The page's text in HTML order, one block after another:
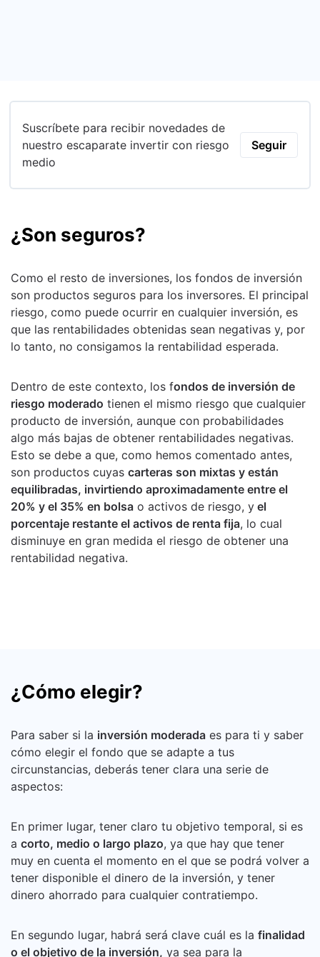
Suscríbete para recibir novedades de
nuestro escaparate invertir con riesgo
medio
Seguir
¿Son seguros?
Como el resto de inversiones, los fondos de inversión
son productos seguros para los inversores. El principal
riesgo, como puede ocurrir en cualquier inversión, es
que las rentabilidades obtenidas sean negativas y, por
lo tanto, no consigamos la rentabilidad esperada.
Dentro de este contexto, los fondos de inversión de
riesgo moderado tienen el mismo riesgo que cualquier
producto de inversión, aunque con probabilidades
algo más bajas de obtener rentabilidades negativas.
Esto se debe a que, como hemos comentado antes,
son productos cuyas carteras son mixtas y están
equilibradas, invirtiendo aproximadamente entre el
20% y el 35% en bolsa o activos de riesgo, y el
porcentaje restante el activos de renta fija, lo cual
disminuye en gran medida el riesgo de obtener una
rentabilidad negativa.
¿Cómo elegir?
Para saber si la inversión moderada es para ti y saber
cómo elegir el fondo que se adapte a tus
circunstancias, deberás tener clara una serie de
aspectos:
En primer lugar, tener claro tu objetivo temporal, si es
a corto, medio o largo plazo, ya que hay que tener
muy en cuenta el momento en el que se podrá volver a
tener disponible el dinero de la inversión, y tener
dinero ahorrado para cualquier contratiempo.
En segundo lugar, habrá será clave cuál es la finalidad
o el objetivo de la inversión, ya sea para la